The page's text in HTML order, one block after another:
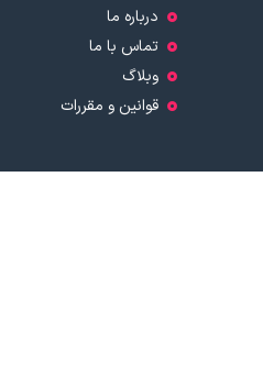
درباره ما
تماس با ما
وبلاگ
قوانین و مقررات